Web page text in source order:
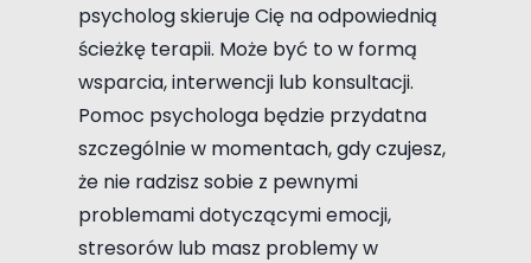
psycholog skieruje Cię na odpowiednią
ścieżkę terapii. Może być to w formą
wsparcia, interwencji lub konsultacji.
Pomoc psychologa będzie przydatna
szczególnie w momentach, gdy czujesz,
że nie radzisz sobie z pewnymi
problemami dotyczącymi emocji,
stresorów lub masz problemy w